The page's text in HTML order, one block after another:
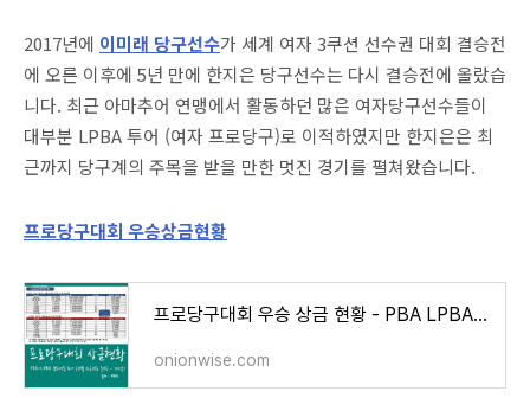
2017년에 이미래 당구선수가 세계 여자 3쿠션 선수권 대회 결승전
에 오른 이후에 5년 만에 한지은 당구선수는 다시 결승전에 올랐습
니다. 최근 아마추어 연맹에서 활동하던 많은 여자당구선수들이
대부분 LPBA 투어 (여자 프로당구)로 이적하였지만 한지은은 최
근까지 당구계의 주목을 받을 만한 멋진 경기를 펼쳐왔습니다.
프로당구대회 우승상금현황
프로당구대회 우승 상금 현황 - PBA LPBA투어 순위별 상금 및 포인트
onionwise.com